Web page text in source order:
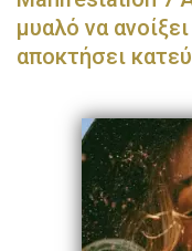
μυαλό να
αποκτήσει